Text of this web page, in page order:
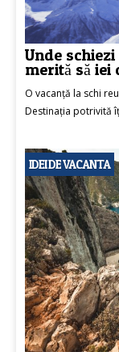
Unde
merită să iei
O vacanță la schi
Destinația potrivită
IDEI DE VACANTA